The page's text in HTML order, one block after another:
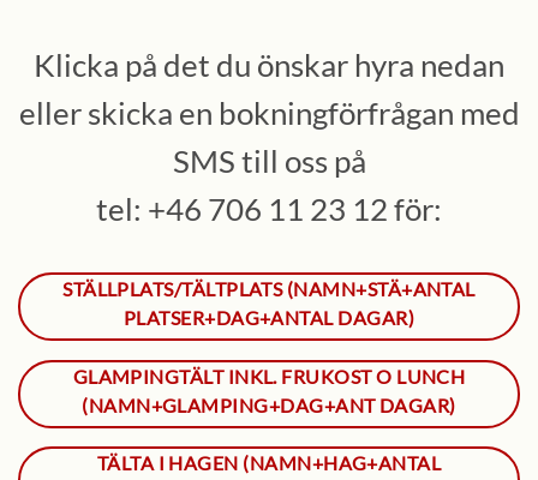
Klicka på det du önskar hyra nedan
eller skicka en bokningförfrågan med
SMS till oss på
tel: +46 706 11 23 12 för:
STÄLLPLATS/TÄLTPLATS (NAMN+STÄ+ANTAL
PLATSER+DAG+ANTAL DAGAR)
GLAMPINGTÄLT INKL. FRUKOST O LUNCH
(NAMN+GLAMPING+DAG+ANT DAGAR)
TÄLTA I HAGEN (NAMN+HAG+ANTAL